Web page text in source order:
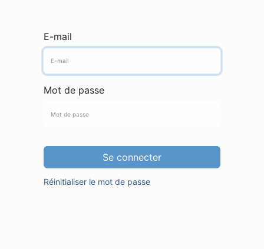
E-mail
Mot de passe
Se connecter
Réinitialiser le mot de passe